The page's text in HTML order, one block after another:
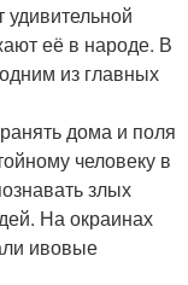
её в народе. В
из главных
дома и поля
человеку в
злых
На окраинах
ивовые